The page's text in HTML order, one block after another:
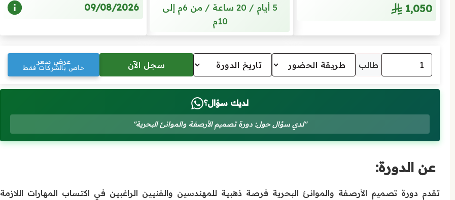
1٬050
5 أيام / 20 ساعة / من 6م إلى
10م
09/08/2026
طالب عرض سعر
خاص بالشركات فقط
لديك سؤال؟
"لدي سؤال حول: دورة تصميم الأرصفة والموانئ البحرية"
عن الدورة:
تقدم دورة تصميم الأرصفة والموانئ البحرية فرصة ذهبية للمهندسين والفنيين الراغبين في اكتساب المهارات اللازمة